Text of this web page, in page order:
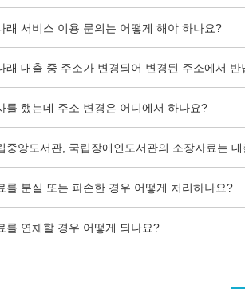
래 서비스 이용 문의는 어떻게 해야 하나요?
래 대출 중 주소가 변경되어 변경된 주소에서
를 했는데 주소 변경은 어디에서 하나요?
중앙도서관, 국립장애인도서관의 소장자료는
를 분실 또는 파손한 경우 어떻게 처리하나요?
를 연체할 경우 어떻게 되나요?